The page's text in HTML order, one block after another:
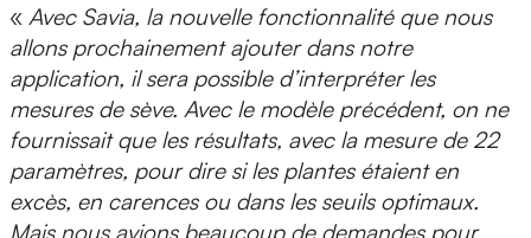
« Avec Savia, la nouvelle fonctionnalité que nous
allons prochainement ajouter dans notre
application, il sera possible d’interpréter les
mesures de sève. Avec le modèle précédent, on ne
fournissait que les résultats, avec la mesure de 22
paramètres, pour dire si les plantes étaient en
excès, en carences ou dans les seuils optimaux.
Mais nous avions beaucoup de demandes pour